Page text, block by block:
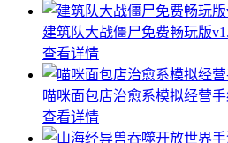
建筑队大战僵尸免费畅玩版
查看详情
喵咪面包店治愈系模拟经营
查看详情